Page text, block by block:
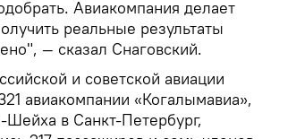
Авиакомпания делает
реальные результаты
— сказал Снаговский.
и советской авиации
авиакомпании «Когалымавиа»,
в Санкт-Петербург,